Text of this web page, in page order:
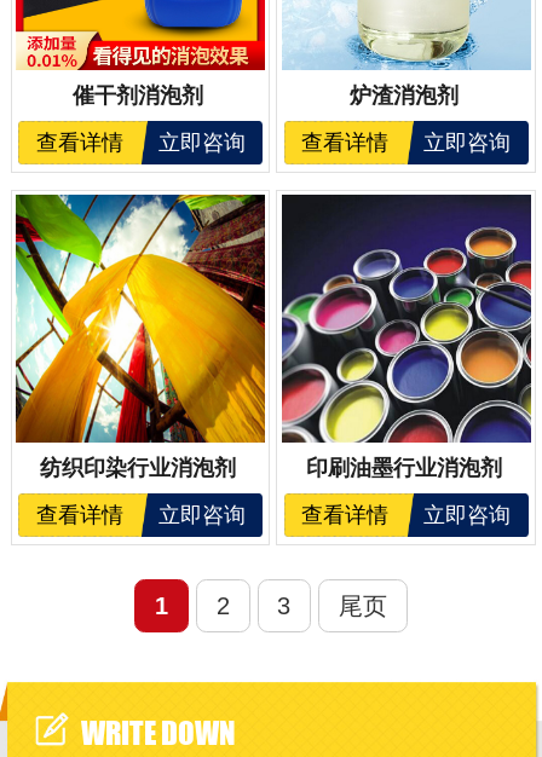
催干剂消泡剂
查看详情
立即咨询
炉渣消泡剂
查看详情
立即咨询
纺织印染行业消泡剂
查看详情
立即咨询
印刷油墨行业消泡剂
查看详情
立即咨询
1 2 3 尾页
WRITE DOWN